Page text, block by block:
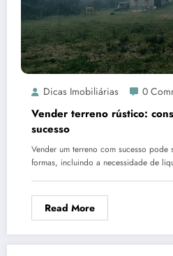
Dicas Imobiliárias 0
Vender terreno rústico:
sucesso
Vender um terreno com sucesso
formas, incluindo a necessidade de
Read More